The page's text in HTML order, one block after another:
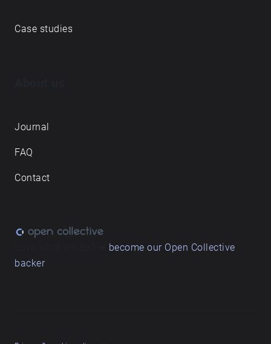
Case studies
Journal
FAQ
Contact
become our Open Collective
backer